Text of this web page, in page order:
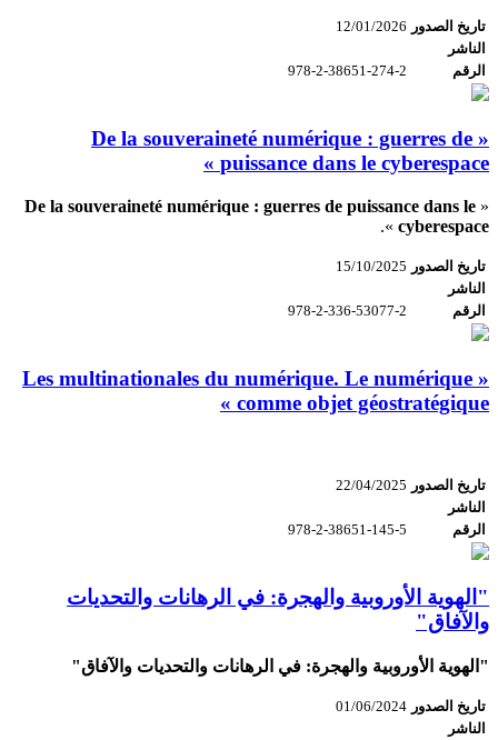
تاريخ الصدور 12/01/2026
الناشر
الرقم
978-2-38651-274-2
« De la souveraineté numérique : guerres de
puissance dans le cyberespace »
«
De la souveraineté numérique : guerres de puissance dans le
cyberespace
».
تاريخ الصدور 15/10/2025
الناشر
الرقم
978-2-336-53077-2
« Les multinationales du numérique. Le numérique
comme objet géostratégique »
تاريخ الصدور 22/04/2025
الناشر
الرقم
978-2-38651-145-5
"الهوية الأوروبية والهجرة: في الرهانات والتحديات
والآفاق"
"الهوية الأوروبية والهجرة: في الرهانات والتحديات والآفاق"
تاريخ الصدور 01/06/2024
الناشر